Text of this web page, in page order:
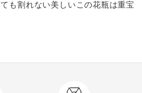
も割れない美しいこの花瓶は重宝